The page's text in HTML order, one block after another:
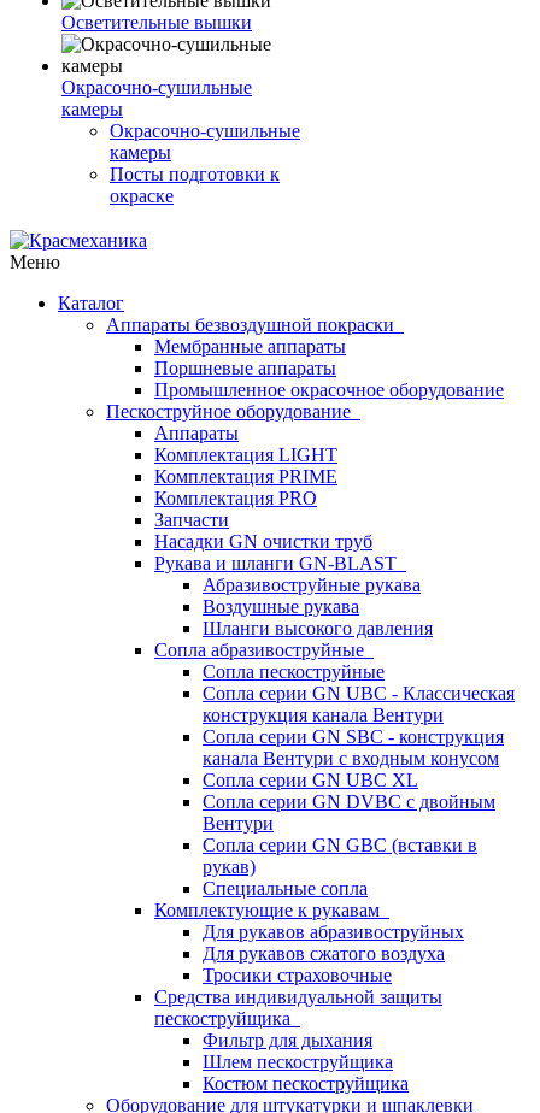
Осветительные вышки
Окрасочно-сушильные
камеры
Окрасочно-сушильные
камеры
Посты подготовки к
окраске
Меню
Каталог
Аппараты безвоздушной покраски
Мембранные аппараты
Поршневые аппараты
Промышленное окрасочное оборудование
Пескоструйное оборудование
Аппараты
Комплектация LIGHT
Комплектация PRIME
Комплектация PRO
Запчасти
Насадки GN очистки труб
Рукава и шланги GN-BLAST
Абразивоструйные рукава
Воздушные рукава
Шланги высокого давления
Сопла абразивоструйные
Сопла пескоструйные
Сопла серии GN UBC - Классическая
конструкция канала Вентури
Сопла серии GN SBC - конструкция
канала Вентури c входным конусом
Сопла серии GN UBC XL
Сопла серии GN DVBC с двойным
Вентури
Сопла серии GN GBC (вставки в
рукав)
Специальные сопла
Комплектующие к рукавам
Для рукавов абразивоструйных
Для рукавов сжатого воздуха
Тросики страховочные
Средства индивидуальной защиты
пескоструйщика
Фильтр для дыхания
Шлем пескоструйщика
Костюм пескоструйщика
Оборудование для штукатурки и шпаклевки